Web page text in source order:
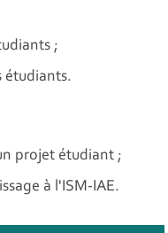
;
étudiants.
projet étudiant ;
à l'ISM-IAE.